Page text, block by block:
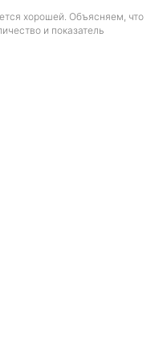
хорошей. Объясняем, что
и показатель